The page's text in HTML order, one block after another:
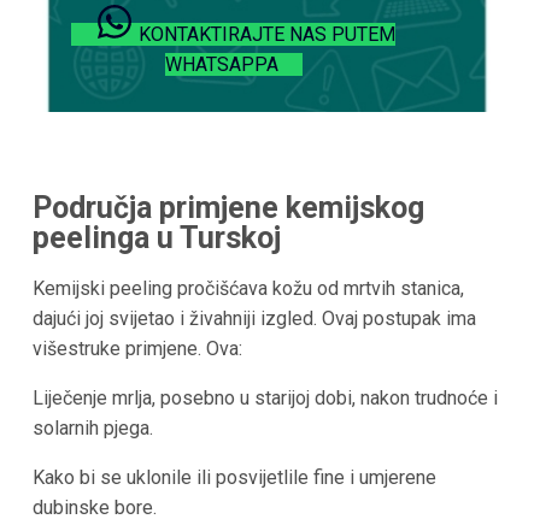
KONTAKTIRAJTE NAS PUTEM
WHATSAPPA
Područja primjene kemijskog
peelinga u Turskoj
Kemijski peeling pročišćava kožu od mrtvih stanica,
dajući joj svijetao i živahniji izgled. Ovaj postupak ima
višestruke primjene. Ova:
Liječenje mrlja, posebno u starijoj dobi, nakon trudnoće i
solarnih pjega.
Kako bi se uklonile ili posvijetlile fine i umjerene
dubinske bore.